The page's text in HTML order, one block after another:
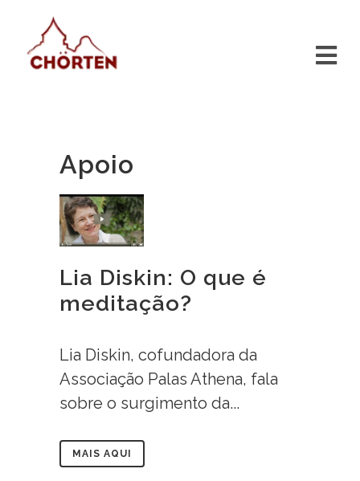
Apoio
Lia Diskin: O que é
meditação?
Lia Diskin, cofundadora da
Associação Palas Athena, fala
sobre o surgimento da...
MAIS AQUI